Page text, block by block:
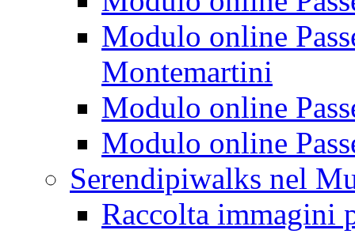
Modulo online
Montemartini
Modulo online
Modulo online
Serendipiwalks nel
Raccolta immagini